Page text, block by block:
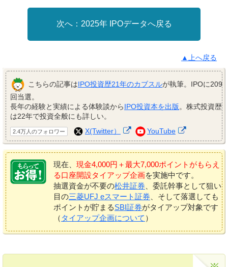
2025年 IPOデータへ戻る
▲上へ戻る
こちらの記事はIPO投資歴21年のカブスルが執筆。IPOに209
回当選。
長年の経験と実績による体験談からIPO投資本を出版。株式投資歴
は22年で投資全般にも詳しい。
2.4万人のフォロワー X(Twitter） YouTube
現在、 現金4,000円＋最大7,000ポイントがもらえ
る口座開設タイアップ企画を実施中です。
抽選資金が不要の松井証券、委託幹事として狙い
目の三菱UFJ eスマート証券、そして落選しても
ポイントが貯まるSBI証券がタイアップ対象です
（ タイアップ企画について ）